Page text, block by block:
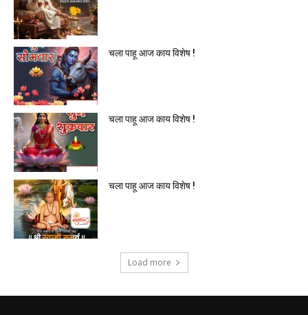
चला पाहू आज काय विशेष !
चला पाहू आज काय विशेष !
चला पाहू आज काय विशेष !
Load more